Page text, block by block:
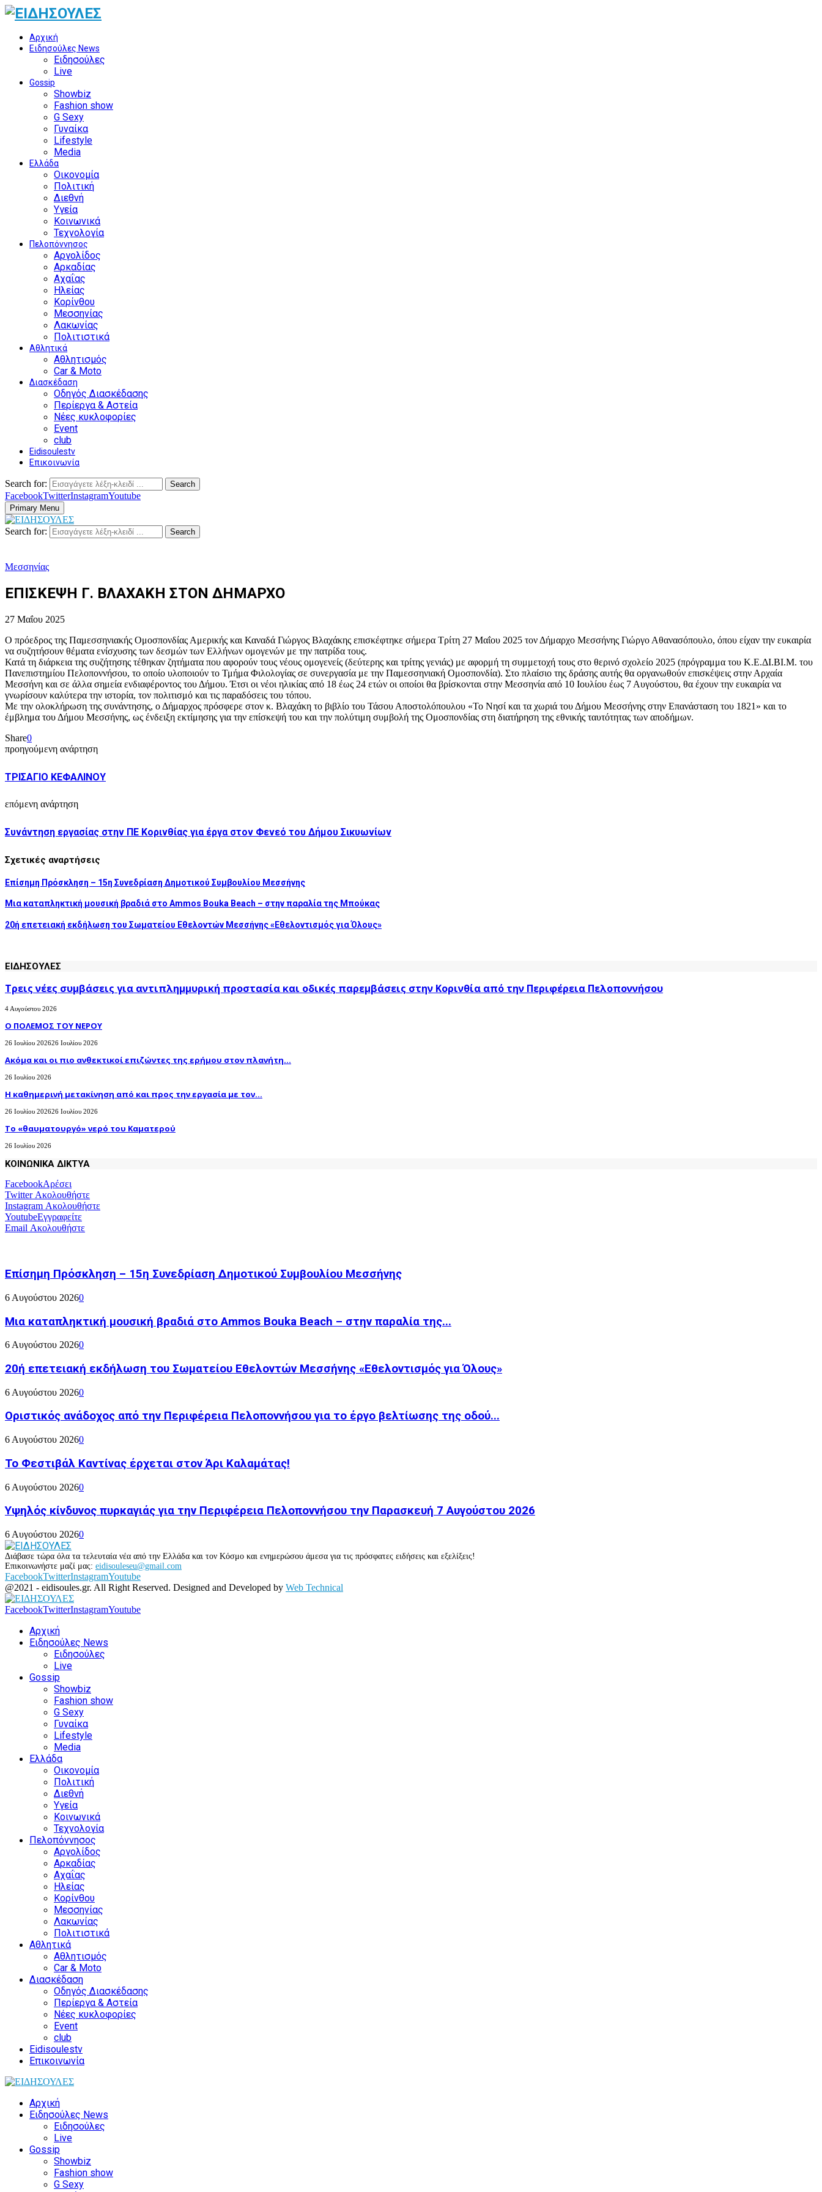
Αρχική
Ειδησούλες News
Ειδησούλες
Live
Gossip
Showbiz
Fashion show
G Sexy
Γυναίκα
Lifestyle
Media
Ελλάδα
Οικονομία
Πολιτική
Διεθνή
Υγεία
Κοινωνικά
Τεχνολογία
Πελοπόννησος
Αργολίδος
Αρκαδίας
Αχαΐας
Ηλείας
Κορίνθου
Μεσσηνίας
Λακωνίας
Πολιτιστικά
Αθλητικά
Αθλητισμός
Car & Moto
Διασκέδαση
Οδηγός Διασκέδασης
Περίεργα & Αστεία
Νέες κυκλοφορίες
Event
club
Eidisoulestv
Επικοινωνία
Search for: Search
FacebookTwitterInstagramYoutube
Primary Menu
Search for: Search
Μεσσηνίας
ΕΠΙΣΚΕΨΗ Γ. ΒΛΑΧΑΚΗ ΣΤΟΝ ΔΗΜΑΡΧΟ
27 Μαΐου 2025
Ο πρόεδρος της Παμεσσηνιακής Ομοσπονδίας Αμερικής και Καναδά Γιώργος Βλαχάκης επισκέφτηκε σήμερα Τρίτη 27 Μαΐου 2025 τον Δήμαρχο Μεσσήνης Γιώργο Αθανασόπουλο, όπου είχαν την ευκαιρία
να συζητήσουν θέματα ενίσχυσης των δεσμών των Ελλήνων ομογενών με την πατρίδα τους.
Κατά τη διάρκεια της συζήτησης τέθηκαν ζητήματα που αφορούν τους νέους ομογενείς (δεύτερης και τρίτης γενιάς) με αφορμή τη συμμετοχή τους στο θερινό σχολείο 2025 (πρόγραμμα του Κ.Ε.ΔΙ.ΒΙ.Μ. του
Πανεπιστημίου Πελοποννήσου, το οποίο υλοποιούν το Τμήμα Φιλολογίας σε συνεργασία με την Παμεσσηνιακή Ομοσπονδία). Στο πλαίσιο της δράσης αυτής θα οργανωθούν επισκέψεις στην Αρχαία
Μεσσήνη και σε άλλα σημεία ενδιαφέροντος του Δήμου. Έτσι οι νέοι ηλικίας από 18 έως 24 ετών οι οποίοι θα βρίσκονται στην Μεσσηνία από 10 Ιουλίου έως 7 Αυγούστου, θα έχουν την ευκαιρία να
γνωρίσουν καλύτερα την ιστορία, τον πολιτισμό και τις παραδόσεις του τόπου.
Με την ολοκλήρωση της συνάντησης, ο Δήμαρχος πρόσφερε στον κ. Βλαχάκη το βιβλίο του Τάσου Αποστολόπουλου «Το Νησί και τα χωριά του Δήμου Μεσσήνης στην Επανάσταση του 1821» και το
έμβλημα του Δήμου Μεσσήνης, ως ένδειξη εκτίμησης για την επίσκεψή του και την πολύτιμη συμβολή της Ομοσπονδίας στη διατήρηση της εθνικής ταυτότητας των αποδήμων.
Share0
προηγούμενη ανάρτηση
ΤΡΙΣΑΓΙΟ ΚΕΦΑΛΙΝΟΥ
επόμενη ανάρτηση
Συνάντηση εργασίας στην ΠΕ Κορινθίας για έργα στον Φενεό του Δήμου Σικυωνίων
Σχετικές αναρτήσεις
Επίσημη Πρόσκληση – 15η Συνεδρίαση Δημοτικού Συμβουλίου Μεσσήνης
Μια καταπληκτική μουσική βραδιά στο Ammos Bouka Beach – στην παραλία της Μπούκας
20ή επετειακή εκδήλωση του Σωματείου Εθελοντών Μεσσήνης «Εθελοντισμός για Όλους»
ΕΙΔΗΣΟΥΛΕΣ
Τρεις νέες συμβάσεις για αντιπλημμυρική προστασία και οδικές παρεμβάσεις στην Κορινθία από την Περιφέρεια Πελοποννήσου
4 Αυγούστου 2026
Ο ΠΟΛΕΜΟΣ ΤΟΥ ΝΕΡΟΥ
26 Ιουλίου 202626 Ιουλίου 2026
Ακόμα και οι πιο ανθεκτικοί επιζώντες της ερήμου στον πλανήτη...
26 Ιουλίου 2026
H καθημερινή μετακίνηση από και προς την εργασία με τον...
26 Ιουλίου 202626 Ιουλίου 2026
Το «θαυματουργό» νερό του Καματερού
26 Ιουλίου 2026
ΚΟΙΝΩΝΙΚΑ ΔΙΚΤΥΑ
FacebookΑρέσει
TwitterΑκολουθήστε
Instagram Ακολουθήστε
YoutubeΕγγραφείτε
Email Ακολουθήστε
Επίσημη Πρόσκληση – 15η Συνεδρίαση Δημοτικού Συμβουλίου Μεσσήνης
6 Αυγούστου 20260
Μια καταπληκτική μουσική βραδιά στο Ammos Bouka Beach – στην παραλία της...
6 Αυγούστου 20260
20ή επετειακή εκδήλωση του Σωματείου Εθελοντών Μεσσήνης «Εθελοντισμός για Όλους»
6 Αυγούστου 20260
Οριστικός ανάδοχος από την Περιφέρεια Πελοποννήσου για το έργο βελτίωσης της οδού...
6 Αυγούστου 20260
Το Φεστιβάλ Καντίνας έρχεται στον Άρι Καλαμάτας!
6 Αυγούστου 20260
Υψηλός κίνδυνος πυρκαγιάς για την Περιφέρεια Πελοποννήσου την Παρασκευή 7 Αυγούστου 2026
6 Αυγούστου 20260
Διάβασε τώρα όλα τα τελευταία νέα από την Ελλάδα και τον Κόσμο και ενημερώσου άμεσα για τις πρόσφατες ειδήσεις και εξελίξεις!
Επικοινωνήστε μαζί μας: eidisouleseu@gmail.com
FacebookTwitterInstagramYoutube
@2021 - eidisoules.gr. All Right Reserved. Designed and Developed by Web Technical
FacebookTwitterInstagramYoutube
Αρχική
Ειδησούλες News
Ειδησούλες
Live
Gossip
Showbiz
Fashion show
G Sexy
Γυναίκα
Lifestyle
Media
Ελλάδα
Οικονομία
Πολιτική
Διεθνή
Υγεία
Κοινωνικά
Τεχνολογία
Πελοπόννησος
Αργολίδος
Αρκαδίας
Αχαΐας
Ηλείας
Κορίνθου
Μεσσηνίας
Λακωνίας
Πολιτιστικά
Αθλητικά
Αθλητισμός
Car & Moto
Διασκέδαση
Οδηγός Διασκέδασης
Περίεργα & Αστεία
Νέες κυκλοφορίες
Event
club
Eidisoulestv
Επικοινωνία
Αρχική
Ειδησούλες News
Ειδησούλες
Live
Gossip
Showbiz
Fashion show
G Sexy